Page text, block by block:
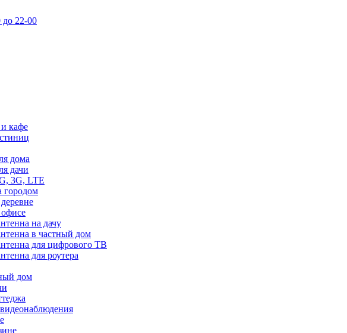
до 22-00
кафе
дома
дачи
3G, LTE
городом
на дачу
в частный дом
для цифрового ТВ
для роутера
дом